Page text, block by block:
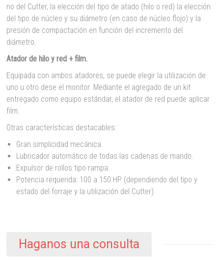
no del Cutter, la elección del tipo de atado (hilo o red) la elección
del tipo de núcleo y su diámetro (en caso de núcleo flojo) y la
presión de compactación en función del incremento del
diámetro.
Atador de hilo y red + film.
Equipada con ambos atadores, se puede elegir la utilización de
uno u otro dese el monitor. Mediante el agregado de un kit
entregado como equipo estándar, el atador de red puede aplicar
film.
Otras características destacables:
Gran simplicidad mecánica.
Lubricador automático de todas las cadenas de mando.
Expulsor de rollos tipo rampa.
Potencia requerida: 100 a 150 HP (dependiendo del tipo y
estado del forraje y la utilización del Cutter)
Haganos una consulta